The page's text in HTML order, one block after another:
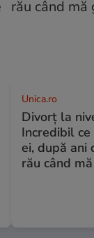
Unica.ro
Divorț la
Incredibil
ei, după ani
rău când